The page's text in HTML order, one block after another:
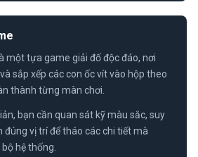
là một tựa game giải đố độc đáo, nơi
sắp xếp các con ốc vít vào hộp theo
thành từng màn chơi.
bạn cần quan sát kỹ màu sắc, suy
đúng vị trí để tháo các chi tiết mà
hệ thống.